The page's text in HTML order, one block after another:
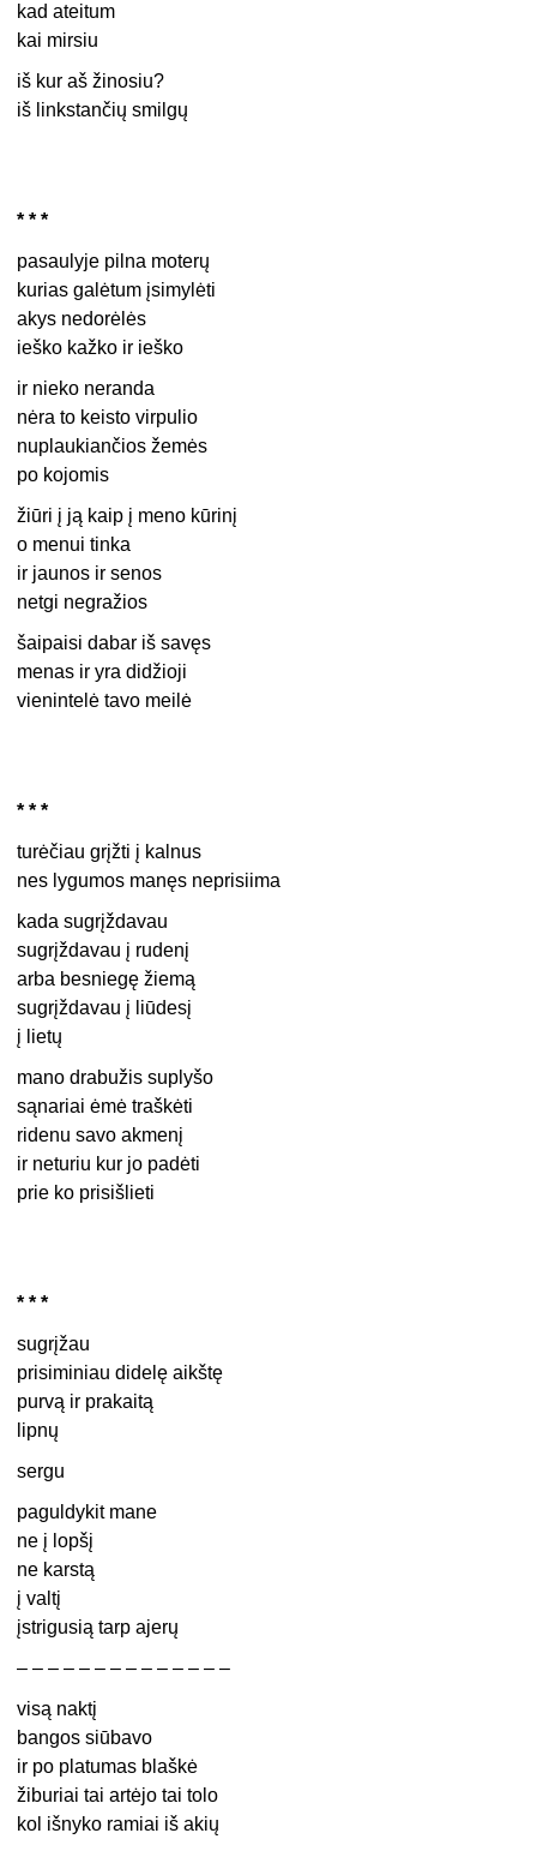
kad ateitum
kai mirsiu
iš kur aš žinosiu?
iš linkstančių smilgų
* * *
pasaulyje pilna moterų
kurias galėtum įsimylėti
akys nedorėlės
ieško kažko ir ieško
ir nieko neranda
nėra to keisto virpulio
nuplaukiančios žemės
po kojomis
žiūri į ją kaip į meno kūrinį
o menui tinka
ir jaunos ir senos
netgi negražios
šaipaisi dabar iš savęs
menas ir yra didžioji
vienintelė tavo meilė
* * *
turėčiau grįžti į kalnus
nes lygumos manęs neprisiima
kada sugrįždavau
sugrįždavau į rudenį
arba besniegę žiemą
sugrįždavau į liūdesį
į lietų
mano drabužis suplyšo
sąnariai ėmė traškėti
ridenu savo akmenį
ir neturiu kur jo padėti
prie ko prisišlieti
* * *
sugrįžau
prisiminiau didelę aikštę
purvą ir prakaitą
lipnų
sergu
paguldykit mane
ne į lopšį
ne karstą
į valtį
įstrigusią tarp ajerų
– – – – – – – – – – – – – –
visą naktį
bangos siūbavo
ir po platumas blaškė
žiburiai tai artėjo tai tolo
kol išnyko ramiai iš akių